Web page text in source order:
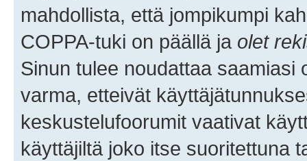
mahdollista, että jompikumpi
COPPA-tuki on päällä ja olet
Sinun tulee noudattaa saamiasi
varma, etteivät
keskustelufoorumit vaativat
käyttäjiltä joko itse suoritettuna